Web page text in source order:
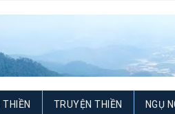
TRUYỆN THIỀN NGỤ